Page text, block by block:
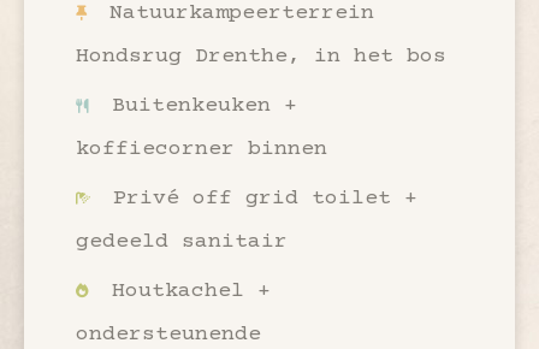
Natuurkampeerterrein
Hondsrug Drenthe, in het bos
Buitenkeuken +
koffiecorner binnen
Privé off grid toilet +
gedeeld sanitair
Houtkachel +
ondersteunende